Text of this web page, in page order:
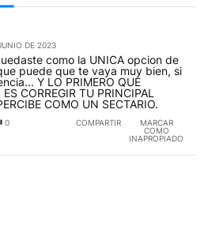
DE 2023
como la UNICA opcion de
puede que te vaya muy bien, si
Y LO PRIMERO QUE
CORREGIR TU PRINCIPAL
COMO UN SECTARIO.
0 COMPARTIR
MARCAR
COMO
INAPROPIADO